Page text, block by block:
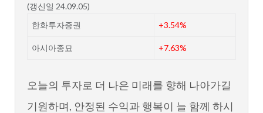
(갱신일 24.09.05)
한화투자증권
+3.54%
아시아종묘 +7.63%
오늘의 투자로 더 나은 미래를 향해 나아가길
기원하며, 안정된 수익과 행복이 늘 함께 하시